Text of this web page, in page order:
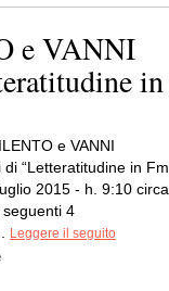
e VANNI
in
e VANNI
“Letteratitudine in
2015 - h. 9:10 circa
4
Leggere il seguito